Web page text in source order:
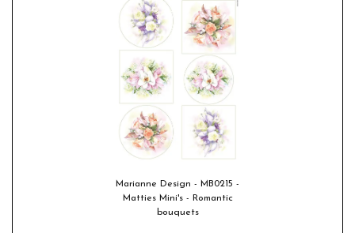
Marianne Design - MB0215 -
Matties Mini's - Romantic
bouquets